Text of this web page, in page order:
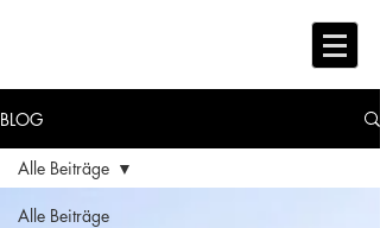
BLOG
Alle Beiträge
Alle Beiträge